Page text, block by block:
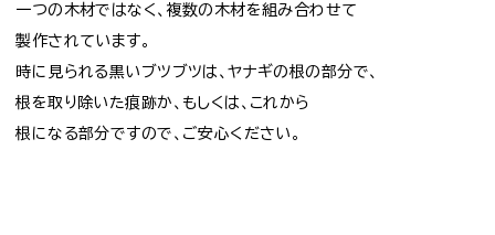
一つの木材ではなく、複数の木材を組み合わせて
製作されています。
時に見られる黒いブツブツは、ヤナギの根の部分で、
根を取り除いた痕跡か、もしくは、これから
根になる部分ですので、ご安心ください。